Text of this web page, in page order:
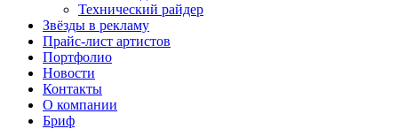
Технический райдер
Звёзды в рекламу
Прайс-лист артистов
Портфолио
Новости
Контакты
О компании
Бриф